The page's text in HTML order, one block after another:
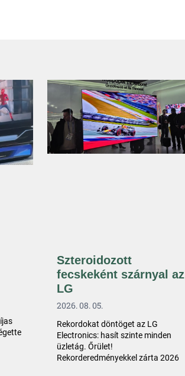
Szteroidozott
fecskeként szárnyal az
LG
2026. 08. 05.
Rekordokat döntöget az LG
Electronics: hasít szinte minden
üzletág. Őrület!
Rekorderedményekkel zárta 2026